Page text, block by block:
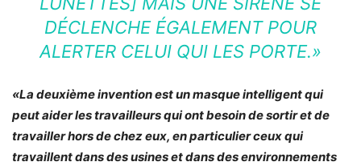
DÉCLENCHE ÉGALEMENT POUR
ALERTER CELUI QUI LES PORTE.»
«La deuxième invention est un masque intelligent qui
peut aider les travailleurs qui ont besoin de sortir et de
travailler hors de chez eux, en particulier ceux qui
travaillent dans des usines et dans des environnements